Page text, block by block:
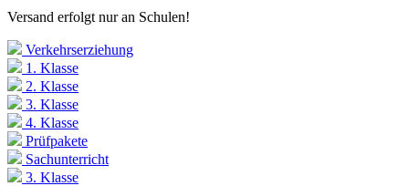
Versand erfolgt nur an Schulen!
Verkehrserziehung
1. Klasse
2. Klasse
3. Klasse
4. Klasse
Prüfpakete
Sachunterricht
3. Klasse